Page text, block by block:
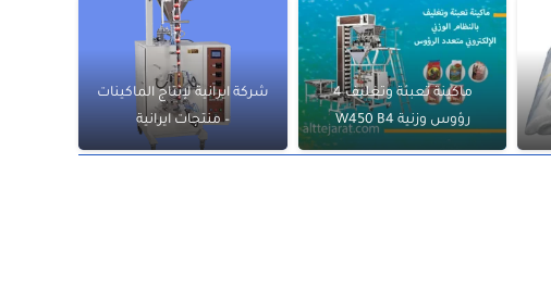
ماكينة تعبئة وتغليف 4
رؤوس وزنية W450 B4
شركة ايرانية لإنتاج الماكينات
– منتجات ايرانية